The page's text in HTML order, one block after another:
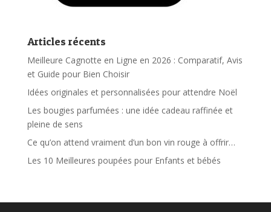
Articles récents
Meilleure Cagnotte en Ligne en 2026 : Comparatif, Avis
et Guide pour Bien Choisir
Idées originales et personnalisées pour attendre Noël
Les bougies parfumées : une idée cadeau raffinée et
pleine de sens
Ce qu’on attend vraiment d’un bon vin rouge à offrir…
Les 10 Meilleures poupées pour Enfants et bébés